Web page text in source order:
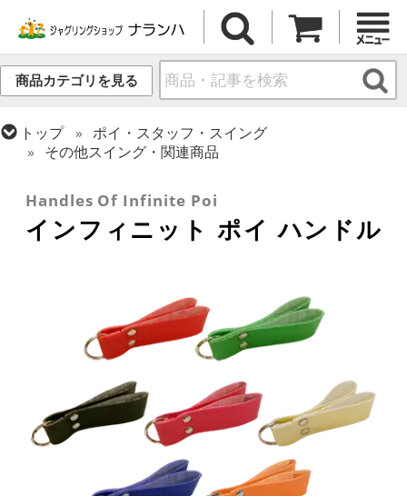
商品カテゴリを見る
トップ
ポイ・スタッフ・スイング
その他スイング・関連商品
Handles Of Infinite Poi
インフィニット ポイ ハンドル